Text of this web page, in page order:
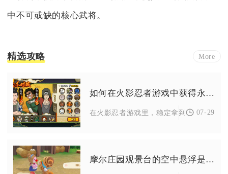
中不可或缺的核心武将。
精选攻略 More
如何在火影忍者游戏中获得永久的s级忍者
在火影忍者游戏里，稳定拿到永久S级忍
07-29
摩尔庄园观景台的空中悬浮是如何实现的